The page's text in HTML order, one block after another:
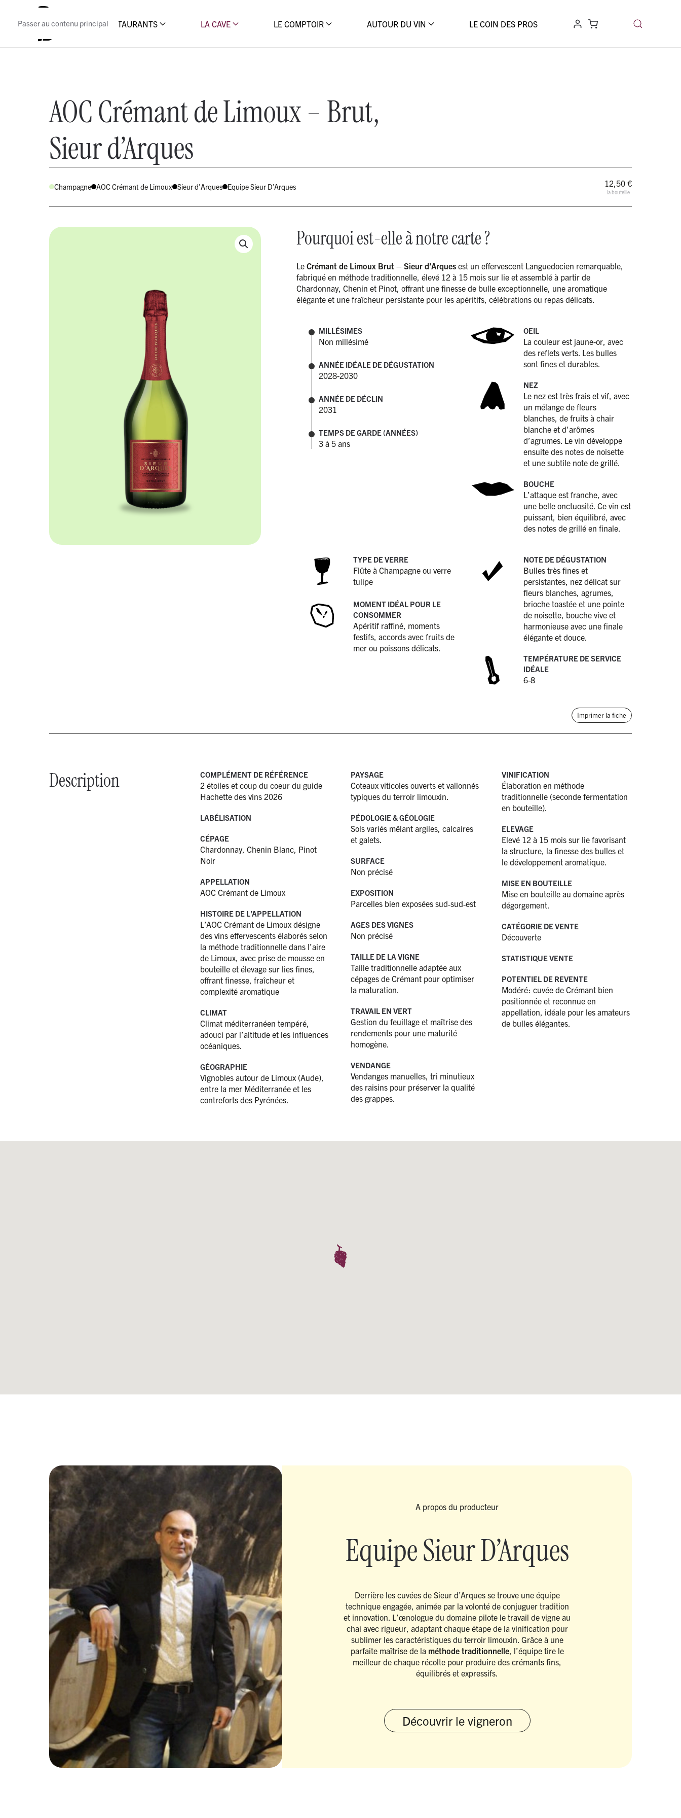
Passer au contenu principalLES RESTAURANTS LA CAVE LE COMPTOIR AUTOUR DU VIN LE COIN DES PROS
AOC Crémant de Limoux – Brut,
Sieur d’Arques
Champagne AOC Crémant de Limoux Sieur d'Arques Equipe Sieur D’Arques 12,50€
la bouteille
Pourquoi est-elle à notre carte ?
Le Crémant de Limoux Brut – Sieur d’Arques est un effervescent Languedocien remarquable,
fabriqué en méthode traditionnelle, élevé 12 à 15 mois sur lie et assemblé à partir de
Chardonnay, Chenin et Pinot, offrant une finesse de bulle exceptionnelle, une aromatique
élégante et une fraîcheur persistante pour les apéritifs, célébrations ou repas délicats.
MILLÉSIMES
Non millésimé
ANNÉE IDÉALE DE DÉGUSTATION
2028-2030
ANNÉE DE DÉCLIN
2031
TEMPS DE GARDE (ANNÉES)
3 à 5 ans
OEIL
La couleur est jaune-or, avec
des reflets verts. Les bulles
sont fines et durables.
NEZ
Le nez est très frais et vif, avec
un mélange de fleurs
blanches, de fruits à chair
blanche et d’arômes
d’agrumes. Le vin développe
ensuite des notes de noisette
et une subtile note de grillé.
BOUCHE
L’attaque est franche, avec
une belle onctuosité. Ce vin est
puissant, bien équilibré, avec
des notes de grillé en finale.
TYPE DE VERRE
Flûte à Champagne ou verre
tulipe
MOMENT IDÉAL POUR LE
CONSOMMER
Apéritif raffiné, moments
festifs, accords avec fruits de
mer ou poissons délicats.
NOTE DE DÉGUSTATION
Bulles très fines et
persistantes, nez délicat sur
fleurs blanches, agrumes,
brioche toastée et une pointe
de noisette, bouche vive et
harmonieuse avec une finale
élégante et douce.
TEMPÉRATURE DE SERVICE
IDÉALE
6-8
Imprimer la fiche
Description COMPLÉMENT DE RÉFÉRENCE
2 étoiles et coup du coeur du guide
Hachette des vins 2026
LABÉLISATION
CÉPAGE
Chardonnay, Chenin Blanc, Pinot
Noir
APPELLATION
AOC Crémant de Limoux
HISTOIRE DE L’APPELLATION
L’AOC Crémant de Limoux désigne
des vins effervescents élaborés selon
la méthode traditionnelle dans l’aire
de Limoux, avec prise de mousse en
bouteille et élevage sur lies fines,
offrant finesse, fraîcheur et
complexité aromatique
CLIMAT
Climat méditerranéen tempéré,
adouci par l’altitude et les influences
océaniques.
GÉOGRAPHIE
Vignobles autour de Limoux (Aude),
entre la mer Méditerranée et les
contreforts des Pyrénées.
PAYSAGE
Coteaux viticoles ouverts et vallonnés
typiques du terroir limouxin.
PÉDOLOGIE & GÉOLOGIE
Sols variés mêlant argiles, calcaires
et galets.
SURFACE
Non précisé
EXPOSITION
Parcelles bien exposées sud‑sud‑est
AGES DES VIGNES
Non précisé
TAILLE DE LA VIGNE
Taille traditionnelle adaptée aux
cépages de Crémant pour optimiser
la maturation.
TRAVAIL EN VERT
Gestion du feuillage et maîtrise des
rendements pour une maturité
homogène.
VENDANGE
Vendanges manuelles, tri minutieux
des raisins pour préserver la qualité
des grappes.
VINIFICATION
Élaboration en méthode
traditionnelle (seconde fermentation
en bouteille).
ELEVAGE
Elevé 12 à 15 mois sur lie favorisant
la structure, la finesse des bulles et
le développement aromatique.
MISE EN BOUTEILLE
Mise en bouteille au domaine après
dégorgement.
CATÉGORIE DE VENTE
Découverte
STATISTIQUE VENTE
POTENTIEL DE REVENTE
Modéré : cuvée de Crémant bien
positionnée et reconnue en
appellation, idéale pour les amateurs
de bulles élégantes.
A propos du producteur
Equipe Sieur D’Arques
Derrière les cuvées de Sieur d’Arques se trouve une équipe
technique engagée, animée par la volonté de conjuguer tradition
et innovation. L’œnologue du domaine pilote le travail de vigne au
chai avec rigueur, adaptant chaque étape de la vinification pour
sublimer les caractéristiques du terroir limouxin. Grâce à une
parfaite maîtrise de la méthode traditionnelle, l’équipe tire le
meilleur de chaque récolte pour produire des crémants fins,
équilibrés et expressifs.
Découvrir le vigneron